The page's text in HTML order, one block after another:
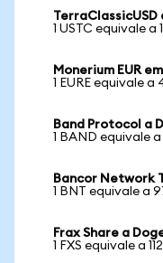
TerraClassicUSD
1 USTC equivale
Monerium EUR
1 EURE equivale a
Band Protocol a
1 BAND equivale a
Bancor Network
1 BNT equivale a
Frax Share a
1 FXS equivale a